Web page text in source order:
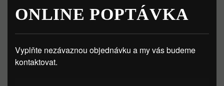
ONLINE POPTÁVKA
Vyplňte nezávaznou objednávku a my vás budeme
kontaktovat.